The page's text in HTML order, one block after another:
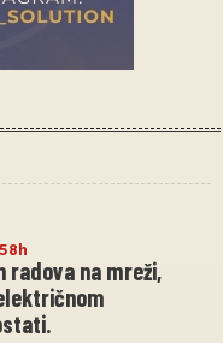
radova na mreži,